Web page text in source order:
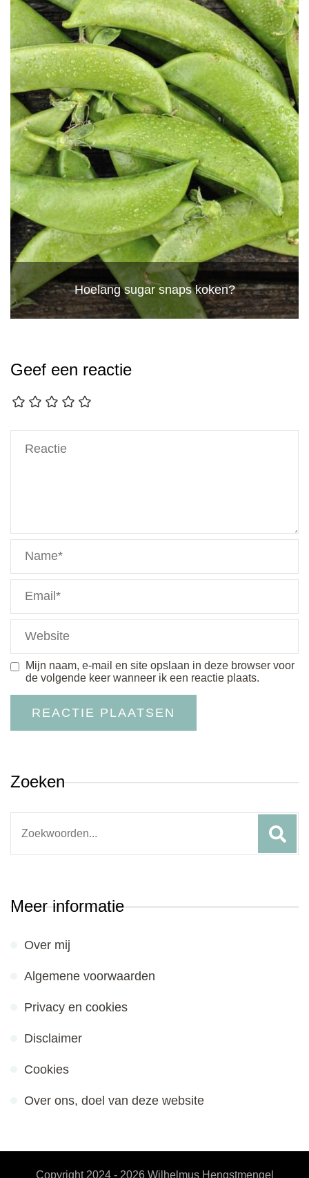
Hoelang sugar snaps koken?
Geef een reactie
Mijn naam, e-mail en site opslaan in deze browser voor
de volgende keer wanneer ik een reactie plaats.
Zoeken
Meer informatie
Over mij
Algemene voorwaarden
Privacy en cookies
Disclaimer
Cookies
Over ons, doel van deze website
Copyright 2024 - 2026 Wilhelmus Hengstmengel